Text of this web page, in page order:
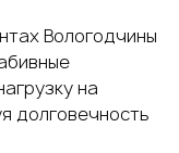
Вологодчины
на
долговечность